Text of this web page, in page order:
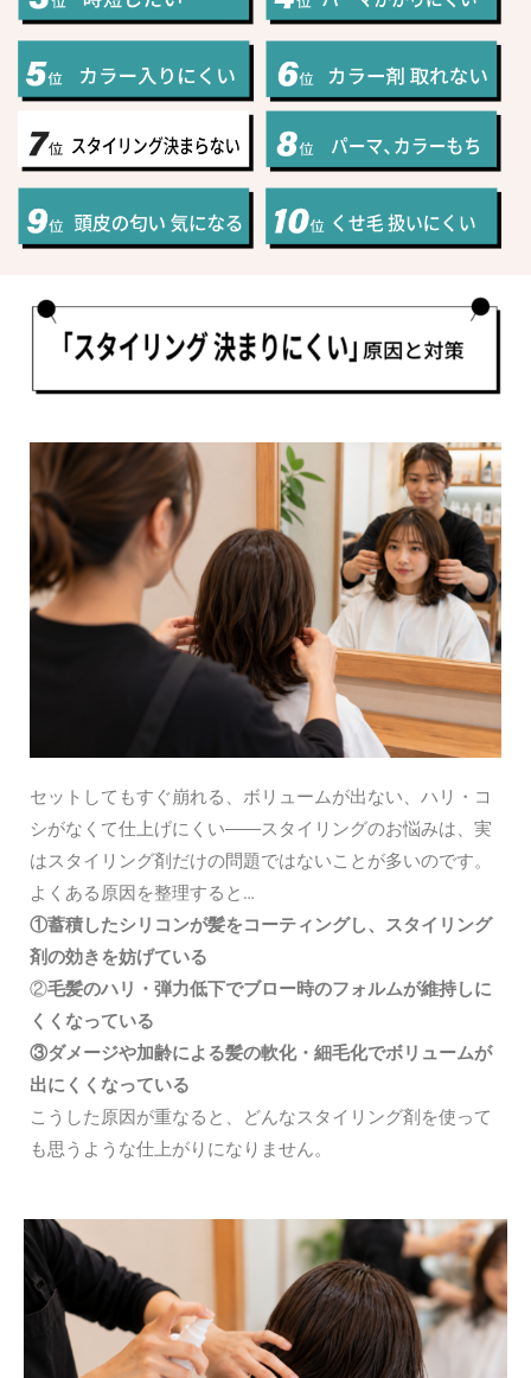
ハラグループオリジナルブランド
驚きや喜びの声、それを耳にした私たちの感動を
セットしてもすぐ崩れる、ボリュームが出ない、ハリ・コ
シがなくて仕上げにくい――スタイリングのお悩みは、実
はスタイリング剤だけの問題ではないことが多いのです。
よくある原因を整理すると…
①蓄積したシリコンが髪をコーティングし、スタイリング
剤の効きを妨げている
②毛髪のハリ・弾力低下でブロー時のフォルムが維持しに
くくなっている
③ダメージや加齢による髪の軟化・細毛化でボリュームが
出にくくなっている
こうした原因が重なると、どんなスタイリング剤を使って
も思うような仕上がりになりません。